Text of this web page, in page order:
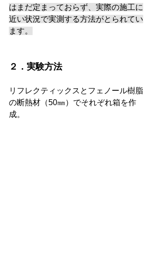
はまだ定まっておらず、実際の施工に
近い状況で実測する方法がとられてい
ます。
２．実験方法
リフレクティックスとフェノール樹脂
の断熱材（50㎜）でそれぞれ箱を作
成。